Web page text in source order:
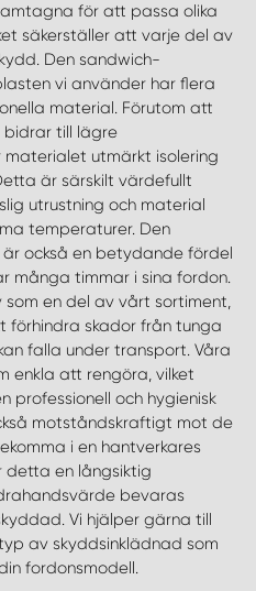
för att passa olika
säkerställer att varje del av
Den sandwich-
vi använder har flera
material. Förutom att
till lägre
materialet utmärkt isolering
är särskilt värdefullt
utrustning och material
temperaturer. Den
också en betydande fördel
många timmar i sina fordon.
en del av vårt sortiment,
förhindra skador från tunga
falla under transport. Våra
enkla att rengöra, vilket
professionell och hygienisk
motståndskraftigt mot de
i en hantverkares
detta en långsiktig
bevaras
Vi hjälper gärna till
av skyddsinklädnad som
fordonsmodell.